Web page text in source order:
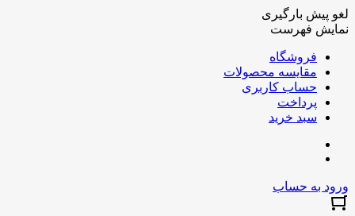
لغو پیش بارگیری
نمایش فهرست
فروشگاه
مقایسه محصولات
حساب کاربری
پرداخت
سبد خرید
ورود به حساب